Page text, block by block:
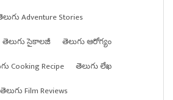
Adventure Stories
తెలుగు సైకాలజీ
తెలుగు ఆరోగ్యం
Cooking Recipe
తెలుగు లేఖ
తెలుగు Film Reviews